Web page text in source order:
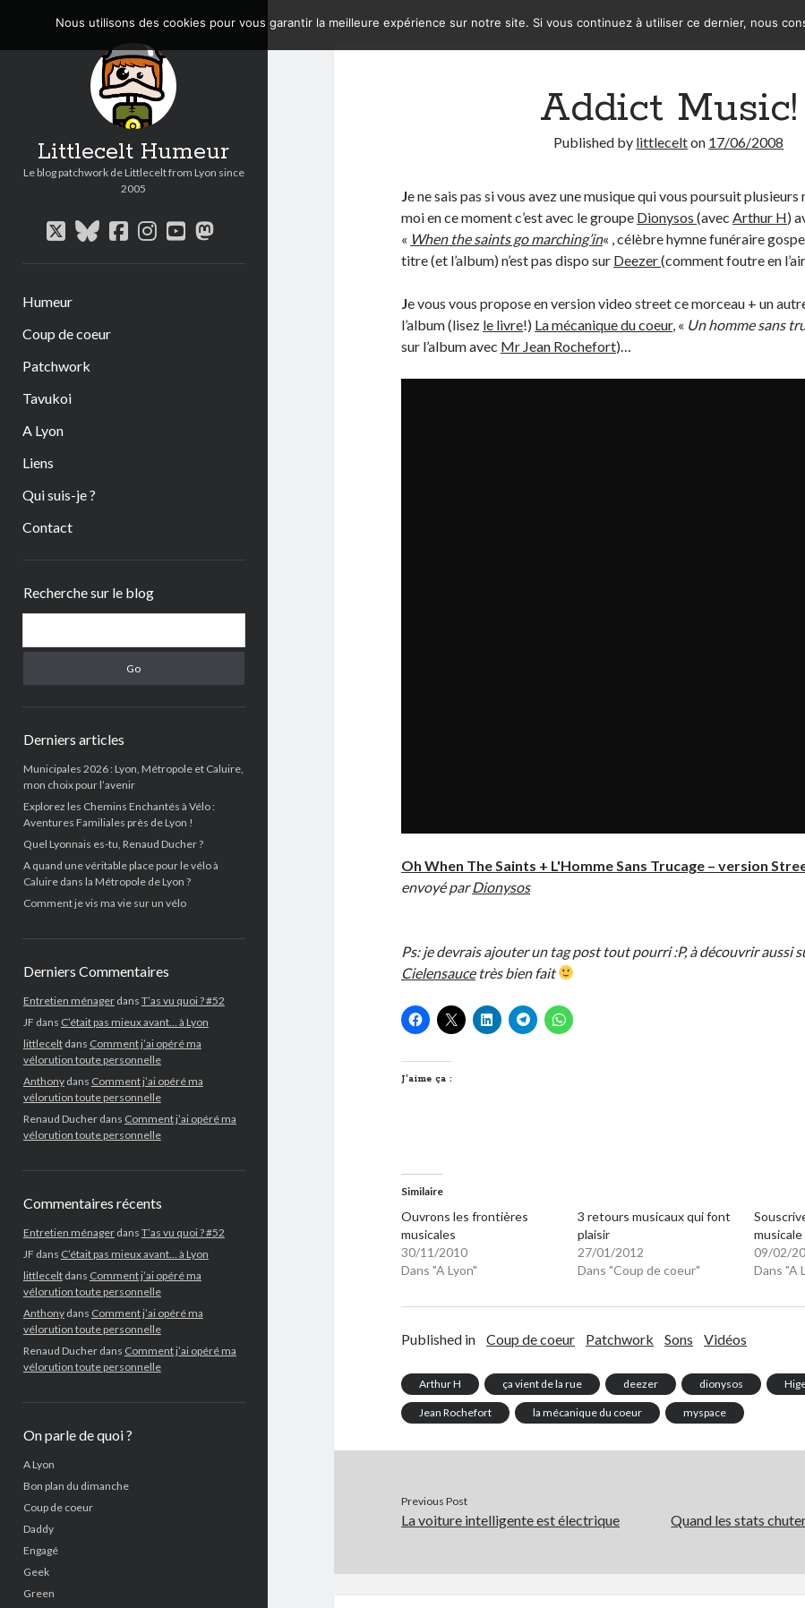
Littlecelt Humeur
Le blog patchwork de Littlecelt from Lyon since
2005
twitterbluesky
facebook
instagram
youtube
mastodon
Humeur
Coup de coeur
Patchwork
Tavukoi
A Lyon
Liens
Qui suis-je ?
Contact
Recherche sur le blog
Derniers articles
Municipales 2026 : Lyon, Métropole et Caluire,
mon choix pour l’avenir
Explorez les Chemins Enchantés à Vélo :
Aventures Familiales près de Lyon !
Quel Lyonnais es-tu, Renaud Ducher ?
A quand une véritable place pour le vélo à
Caluire dans la Métropole de Lyon ?
Comment je vis ma vie sur un vélo
Derniers Commentaires
Entretien ménagerdans T’as vu quoi ? #52
JF dans C’était pas mieux avant… à Lyon
littleceltdans Comment j’ai opéré ma
vélorution toute personnelle
Anthonydans Comment j’ai opéré ma
vélorution toute personnelle
Renaud Ducherdans Comment j’ai opéré ma
vélorution toute personnelle
Commentaires récents
Entretien ménagerdans T’as vu quoi ? #52
JF dans C’était pas mieux avant… à Lyon
littleceltdans Comment j’ai opéré ma
vélorution toute personnelle
Anthonydans Comment j’ai opéré ma
vélorution toute personnelle
Renaud Ducherdans Comment j’ai opéré ma
vélorution toute personnelle
On parle de quoi ?
A Lyon
Bon plan du dimanche
Coup de coeur
Daddy
Engagé
Geek
Green
Addict Music!
Published by littlecelton 17/06/2008
Je ne sais pas si vous avez une musique qui vous poursuit plusieurs
moi en ce moment c’est avec le groupe Dionysos(avecArthur H)
« When the saints go marching’in« , célèbre hymne funéraire
titre (et l’album) n’est pas dispo sur Deezer(comment foutre en
Je vous vous propose en version video street ce morceau + un
l’album (lisez le livre!) La mécanique du coeur, « Un homme sans
sur l’album avec Mr Jean Rochefort)…
Oh When The Saints + L'Homme Sans Trucage – version
envoyé parDionysos
Ps: je devrais ajouter un tag post tout pourri :P, à découvrir aussi
Cielensaucetrès bien fait
J’aime ça :
Similaire
Ouvrons les frontières
musicales
30/11/2010
Dans "A Lyon"
3 retours musicaux qui font
plaisir
27/01/2012
Dans "Coup de coeur"
09/02/
Dans "A
Published in Coup de coeur Patchwork Sons Vidéos
Arthur H ça vient de la rue deezer dionysos
Jean Rochefort la mécanique du coeur myspace
Previous Post
La voiture intelligente est électrique Quand les stats
Nous utilisons des cookies pour vous garantir la meilleure expérience sur notre site. Si vous continuez à utiliser ce dernier, nous